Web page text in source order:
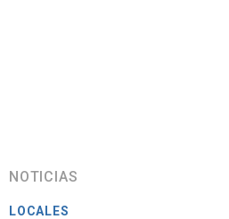
NOTICIAS
LOCALES